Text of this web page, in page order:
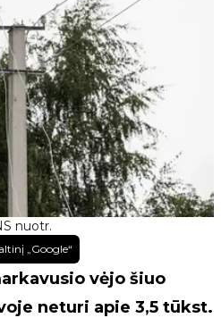
nuotr.
„Google“
vėjo šiuo
neturi apie 3,5 tūkst.